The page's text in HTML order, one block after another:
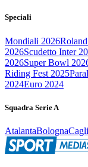
Speciali
Mondiali 2026
2026Scudetto Inter
2026Super Bowl
Riding Fest 2025
2024Euro 2024
Squadra Serie A
AtalantaBologna